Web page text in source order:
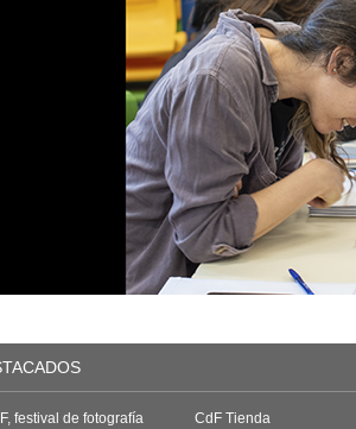
festival de fotografía
CdF Tienda